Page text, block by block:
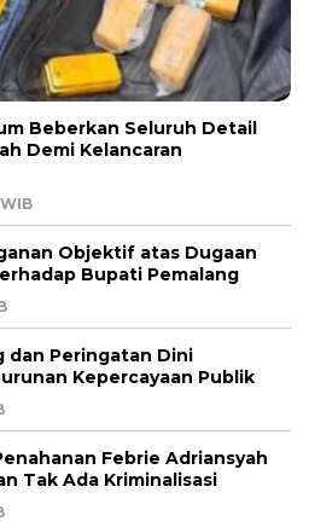
Beberkan Seluruh Detail
Demi Kelancaran
Objektif atas Dugaan
Bupati Pemalang
dan Peringatan Dini
Kepercayaan Publik
Febrie Adriansyah
Tak Ada Kriminalisasi